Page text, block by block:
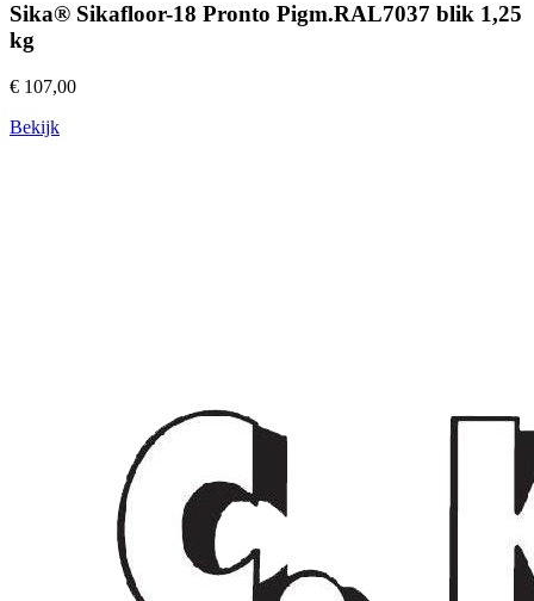
Sika® Sikafloor-18 Pronto Pigm.RAL7037 blik 1,25
kg
€ 107,00
Bekijk